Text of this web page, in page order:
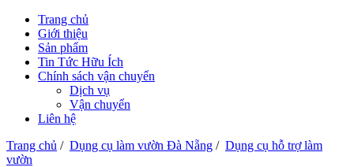
Trang chủ
Giới thiệu
Sản phẩm
Tin Tức Hữu Ích
Chính sách vận chuyển
Dịch vụ
Vận chuyển
Liên hệ
Trang chủ / Dụng cụ làm vườn Đà Nẵng / Dụng cụ hỗ trợ làm
vườn